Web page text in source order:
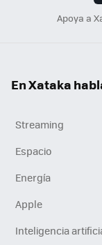
Apoya a
En Xataka
Streaming
Espacio
Energía
Apple
Inteligencia